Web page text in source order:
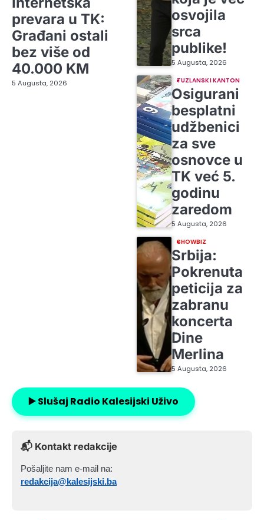
prevara u TK:
Građani ostali
bez više od
40.000 KM
5 Augusta, 2026
osvojila
srca
publike!
5 Augusta, 2026
TUZLANSKI KANTON
Osigurani
besplatni
udžbenici
za sve
osnovce u
TK već 5.
godinu
zaredom
5 Augusta, 2026
SHOWBIZ
Srbija:
Pokrenuta
peticija za
zabranu
koncerta
Dine
Merlina
5 Augusta, 2026
▶️ Slušaj Radio Kalesijski Uživo
📬 Kontakt redakcije
Pošaljite nam e-mail na:
redakcija@kalesijski.ba